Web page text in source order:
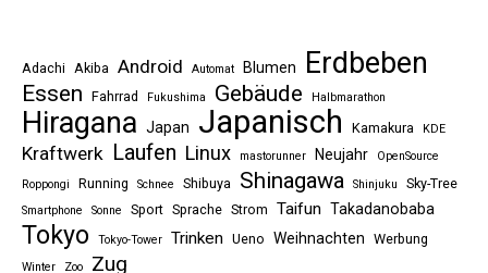
Adachi Akiba Android Automat Blumen Erdbeben
Essen Fahrrad Fukushima Gebäude Halbmarathon
Hiragana Japan Japanisch Kamakura KDE
Kraftwerk Laufen Linux mastorunner Neujahr
OpenSource
Roppongi
Running Schnee Shibuya Shinagawa Shinjuku Sky-Tree
Smartphone Sonne Sport Sprache Strom Taifun Takadanobaba
Tokyo Tokyo-Tower Trinken Ueno Weihnachten Werbung
Winter Zoo Zug